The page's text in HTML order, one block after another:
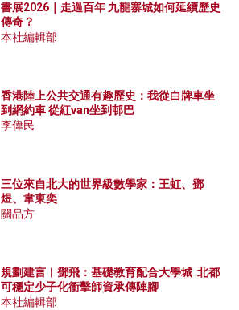
書展2026｜走過百年 九龍寨城如何延續歷史
傳奇？
本社編輯部
香港陸上公共交通有趣歷史：我從白牌車坐
到網約車 從紅van坐到邨巴
李偉民
三位來自北大的世界級數學家：王虹、鄧
煜、韋東奕
關品方
規劃建言︱鄧飛：基礎教育配合大學城 北都
可穩定少子化衝擊師資承傳陣腳
本社編輯部